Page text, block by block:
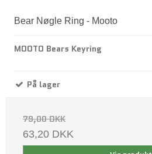
Bear Nøgle Ring - Mooto
MOOTO Bears Keyring
På lager
79,00 DKK
63,20 DKK